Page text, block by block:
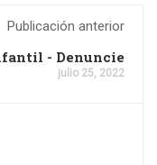
Publicación anterior
- Denuncie
julio 25, 2022